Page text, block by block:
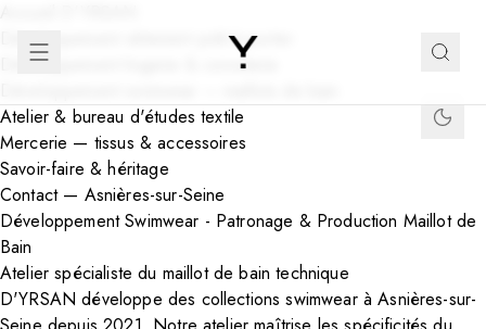
Développement vêtement prêt-à-porter
Développement lingerie & corseterie
Atelier & bureau d'études textile
Mercerie — tissus & accessoires
Savoir-faire & héritage
Contact — Asnières-sur-Seine
Développement Swimwear - Patronage & Production Maillot de
Bain
Atelier spécialiste du maillot de bain technique
D'YRSAN développe des collections swimwear àAsnières-sur-